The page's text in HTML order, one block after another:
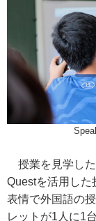
授業を見学した
Questを活用した
表情で外国語の
レットが1人に1